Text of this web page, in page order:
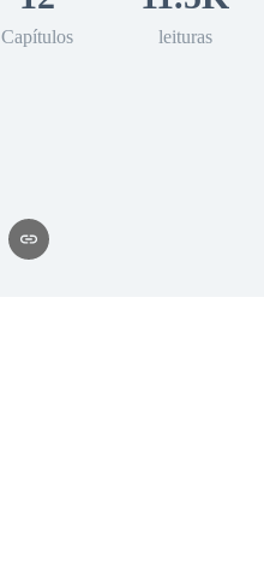
Capítulos leituras